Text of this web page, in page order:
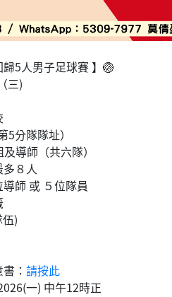
5人男子足球賽 】🏐
三)
5分隊隊址）
導師（共六隊）
８人
師 或 ５位隊員
)
： 請按此
一) 中午12時正